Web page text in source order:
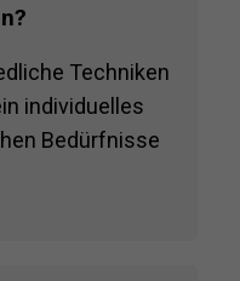
Techniken
individuelles
Bedürfnisse